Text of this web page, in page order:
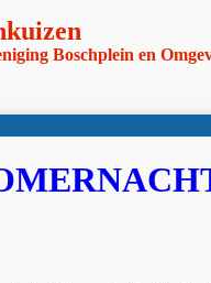
Boschplein en